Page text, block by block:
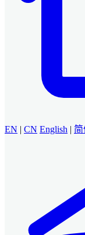
EN | CN English |